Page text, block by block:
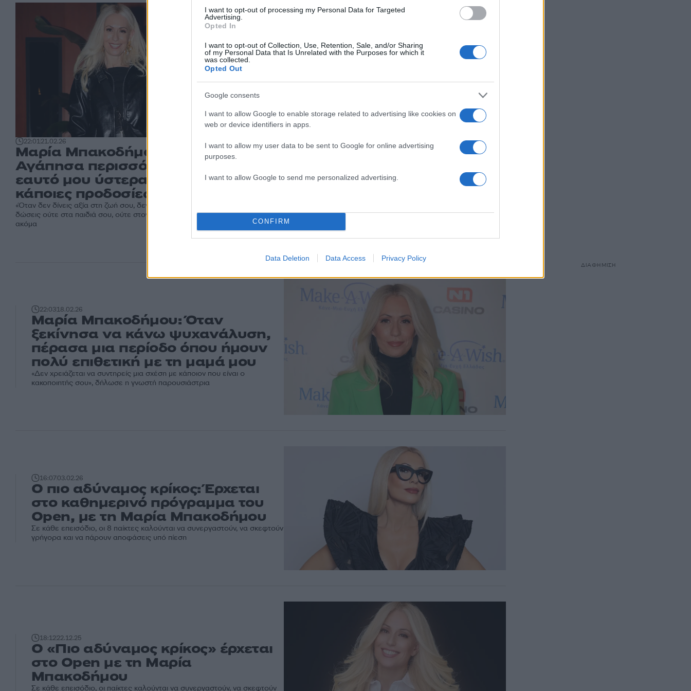
I want to opt-out of processing my Personal Data for Targeted
Advertising.
Opted In
I want to opt-out of Collection, Use, Retention, Sale, and/or Sharing
of my Personal Data that Is Unrelated with the Purposes for which it
was collected.
Opted Out
Google consents
I want to allow Google to enable storage related to advertising like cookies on
web or device identifiers in apps.
I want to allow my user data to be sent to Google for online advertising
purposes.
I want to allow Google to send me personalized advertising.
CONFIRM
Data Deletion Data Access Privacy Policy
22:0121.02.26
Μαρία Μπακοδήμου:
Αγάπησα περισσότερο τον
εαυτό μου ύστερα από
κάποιες προδοσίες
«Όταν δεν δίνεις αξία στη ζωή σου, δεν θα μπορέσεις να τη
δώσεις ούτε στα παιδιά σου, ούτε στον σύντροφό σου», τόνισε
ακόμα
ξεκίνησα να κάνω
με τη μαμά μου»
«Έχω καταλήξει ότι οι γονείς μας είναι αυτοί που είναι, ζήσαμε
22:0318.02.26
Μαρία Μπακοδήμου: Όταν
ξεκίνησα να κάνω ψυχανάλυση,
πέρασα μια περίοδο όπου ήμουν
πολύ επιθετική με τη μαμά μου
«Δεν χρειάζεται να συντηρείς μια σχέση με κάποιον που είναι ο
κακοποιητής σου», δήλωσε η γνωστή παρουσιάστρια
16:0703.02.26
Ο πιο αδύναμος κρίκος: Έρχεται
στο καθημερινό πρόγραμμα του
Open, με τη Μαρία Μπακοδήμου
Σε κάθε επεισόδιο, οι 8 παίκτες καλούνται να συνεργαστούν, να σκεφτούν
γρήγορα και να πάρουν αποφάσεις υπό πίεση
18:1222.12.25
Ο «Πιο αδύναμος κρίκος» έρχεται
στο Open με τη Μαρία
Μπακοδήμου
Σε κάθε επεισόδιο, οι παίκτες καλούνται να συνεργαστούν, να σκεφτούν
ΔΙΑΦΗΜΙΣΗ